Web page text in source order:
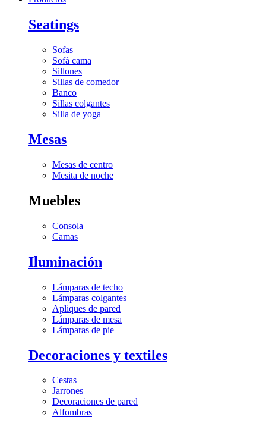
Seatings
Sofas
Sofá cama
Sillones
Sillas de comedor
Banco
Sillas colgantes
Silla de yoga
Mesas
Mesas de centro
Mesita de noche
Muebles
Consola
Camas
Iluminación
Lámparas de techo
Lámparas colgantes
Apliques de pared
Lámparas de mesa
Lámparas de pie
Decoraciones y textiles
Cestas
Jarrones
Decoraciones de pared
Alfombras